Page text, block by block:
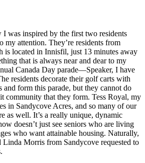
was inspired by the first two residents
my attention. They’re residents from
is located in Innisfil, just 13 minutes away
that is always near and dear to my
Canada Day parade—Speaker, I have
residents decorate their golf carts with
and form this parade, but they cannot do
community that they form. Tess Royal, my
in Sandycove Acres, and so many of our
as well. It’s a really unique, dynamic
doesn’t just see seniors who are living
who want attainable housing. Naturally,
Morris from Sandycove requested to